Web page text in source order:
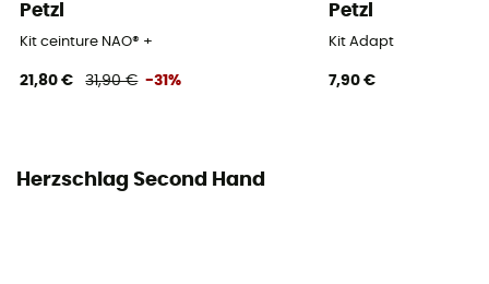
Petzl
Kit ceinture NAO® +
21,80 € 31,90 € -31%
Petzl
Kit Adapt
7,90 €
Herzschlag Second Hand